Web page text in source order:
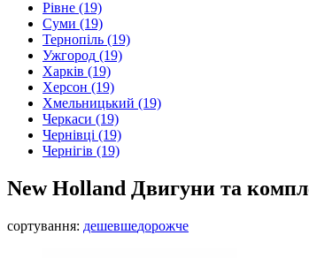
Рівне (19)
Суми (19)
Тернопіль (19)
Ужгород (19)
Харків (19)
Херсон (19)
Хмельницький (19)
Черкаси (19)
Чернівці (19)
Чернігів (19)
New Holland Двигуни та
сортування: дешевшедорожче